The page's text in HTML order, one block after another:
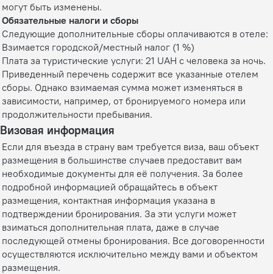
могут быть изменены.
Обязательные налоги и сборы
Следующие дополнительные сборы оплачиваются в отеле:
Взимается городской/местный налог (1 %)
Плата за туристические услуги: 21 UAH с человека за ночь.
Приведенный перечень содержит все указанные отелем
сборы. Однако взимаемая сумма может изменяться в
зависимости, например, от бронируемого номера или
продолжительности пребывания.
Визовая информация
Если для въезда в страну вам требуется виза, ваш объект
размещения в большинстве случаев предоставит вам
необходимые документы для её получения. За более
подробной информацией обращайтесь в объект
размещения, контактная информация указана в
подтверждении бронирования. За эти услуги может
взиматься дополнительная плата, даже в случае
последующей отмены бронирования. Все договоренности
осуществляются исключительно между вами и объектом
размещения.